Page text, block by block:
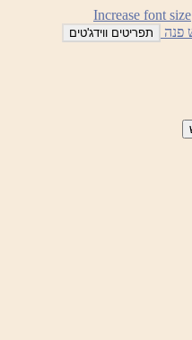
Increase font size
תפריטים ווידג'טים